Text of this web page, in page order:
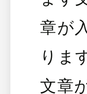
章が
りま
文章